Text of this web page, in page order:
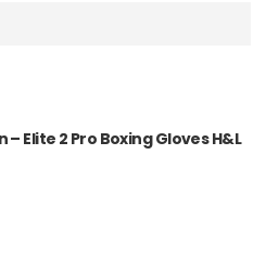
Elite 2 Pro Boxing Gloves H&L